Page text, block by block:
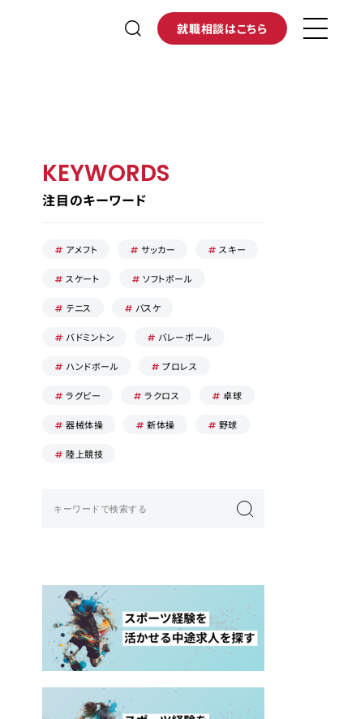
就職相談はこちら
KEYWORDS
注目のキーワード
アメフト サッカー スキー
スケート ソフトボール
テニス バスケ
バドミントン バレーボール
ハンドボール プロレス
ラグビー ラクロス 卓球
器械体操 新体操 野球
陸上競技